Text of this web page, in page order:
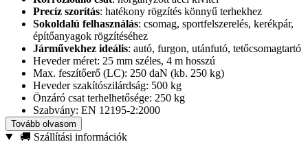
Precíz szorítás: hatékony rögzítés könnyű terhekhez
Sokoldalú felhasználás: csomag, sportfelszerelés, kerékpár,
építőanyagok rögzítéséhez
Járművekhez ideális: autó, furgon, utánfutó, tetőcsomagtartó
Heveder méret: 25 mm széles, 4 m hosszú
Max. feszítőerő (LC): 250 daN (kb. 250 kg)
Heveder szakítószilárdság: 500 kg
Önzáró csat terhelhetősége: 250 kg
Szabvány: EN 12195-2:2000
Tanúsítvány: TÜV GS
Tovább olvasom
🚚 Szállítási információk